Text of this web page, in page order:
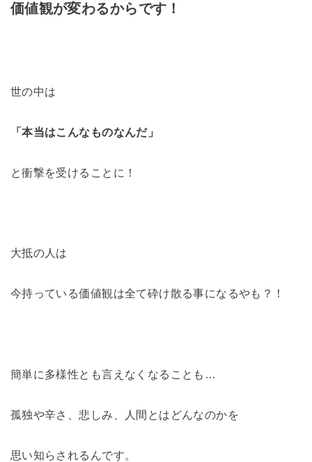
価値観が変わるからです！
世の中は
「本当はこんなものなんだ」
と衝撃を受けることに！
大抵の人は
今持っている価値観は全て砕け散る事になるやも？！
簡単に多様性とも言えなくなることも…
孤独や辛さ、悲しみ、人間とはどんなのかを
思い知らされるんです。